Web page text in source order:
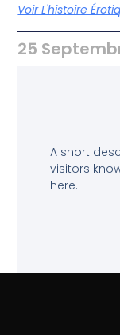
Voir L'histoire
25
A short
visitors
here.